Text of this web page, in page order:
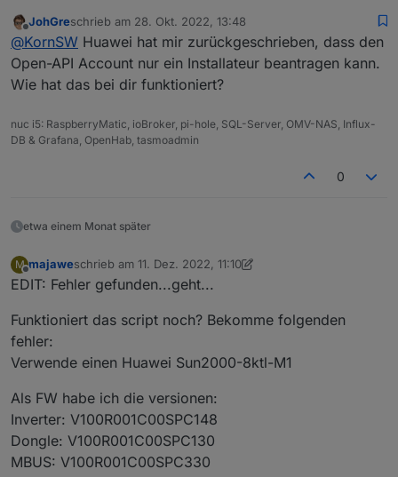
Danke schon mal für deine Mühe
Offline
JohGreschrieb am 28. Okt. 2022, 13:48
zuletzt editiert von
@KornSW Huawei hat mir zurückgeschrieben, dass den
Open-API Account nur ein Installateur beantragen kann.
Wie hat das bei dir funktioniert?
nuc i5: RaspberryMatic, ioBroker, pi-hole, SQL-Server, OMV-NAS, Influx-
DB & Grafana, OpenHab, tasmoadmin
0
etwa einem Monat später
M
Offline
majaweschrieb am 11. Dez. 2022, 11:10
zuletzt editiert von majawe 12. Nov. 2022, 12:33
EDIT: Fehler gefunden...geht...
Funktioniert das script noch? Bekomme folgenden
fehler:
Verwende einen Huawei Sun2000-8ktl-M1
Als FW habe ich die versionen:
Inverter: V100R001C00SPC148
Dongle: V100R001C00SPC130
MBUS: V100R001C00SPC330